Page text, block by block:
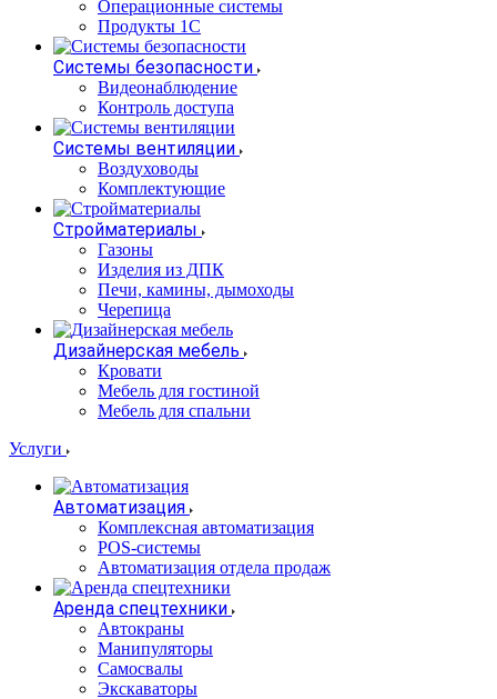
Операционные системы
Продукты 1С
Системы безопасности
Видеонаблюдение
Контроль доступа
Системы вентиляции
Воздуховоды
Комплектующие
Стройматериалы
Газоны
Изделия из ДПК
Печи, камины, дымоходы
Черепица
Дизайнерская мебель
Кровати
Мебель для гостиной
Мебель для спальни
Услуги
Автоматизация
Комплексная автоматизация
POS-системы
Автоматизация отдела продаж
Аренда спецтехники
Автокраны
Манипуляторы
Самосвалы
Экскаваторы